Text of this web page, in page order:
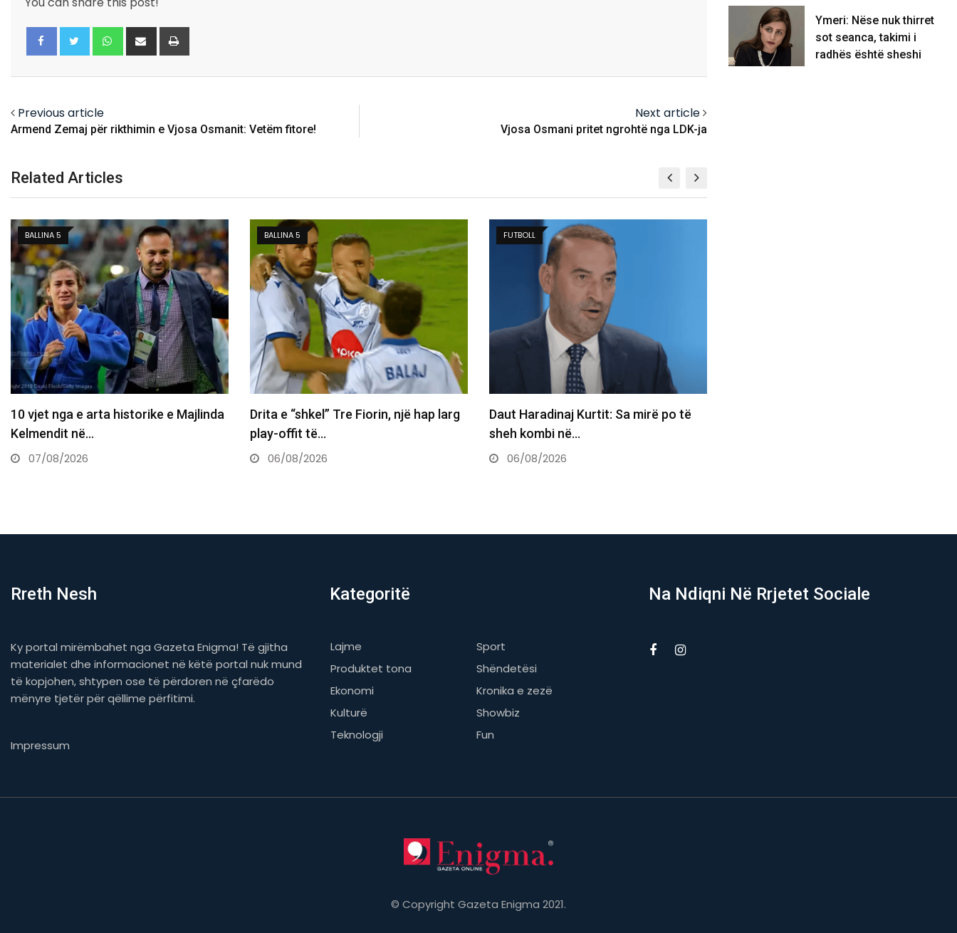
Whatsapp
Share
via
Previous article
Armend Zemaj për rikthimin e Vjosa Osmanit: Vetëm fitore!
Next article
Vjosa Osmani pritet ngrohtë nga LDK-ja
Related Articles
BALLINA 5
Drita e “shkel” Tre Fiorin, një hap larg
play-offit të…
06/08/2026
FUTBOLL
Daut Haradinaj Kurtit: Sa mirë po të
sheh kombi në…
06/08/2026
FUTBOLL
Kjo legjendë e futbollit mund ta marrë
postin e Infantinos…
06/08/2026
Ymeri: Nëse nuk thirret
sot seanca, takimi i
radhës është sheshi
Rreth Nesh
Ky portal mirëmbahet nga Gazeta Enigma! Të gjitha
materialet dhe informacionet në këtë portal nuk mund
të kopjohen, shtypen ose të përdoren në çfarëdo
mënyre tjetër për qëllime përfitimi.
Impressum
Kategoritë
Lajme
Sport
Produktet tona
Shëndetësi
Ekonomi
Kronika e zezë
Kulturë
Showbiz
Teknologji
Fun
Na Ndiqni Në Rrjetet Sociale
© Copyright Gazeta Enigma 2021.